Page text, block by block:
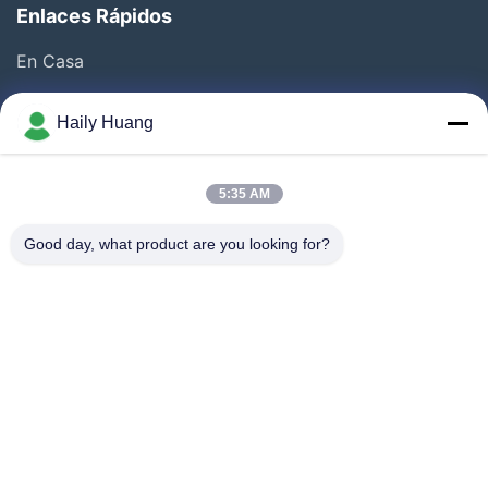
Se logró un fuerte reconocimiento de la industria por
Enlaces Rápidos
En Casa
Productos
Videos
Control De Calidad
Haily Huang
5:35 AM
Good day, what product are you looking for?